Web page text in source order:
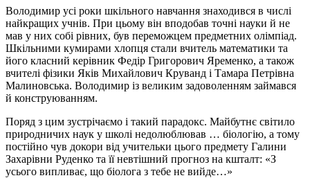
Володимир усі роки шкільного навчання знаходився в числі
найкращих учнів. При цьому він вподобав точні науки й не
мав у них собі рівних, був переможцем предметних олімпіад.
Шкільними кумирами хлопця стали вчитель математики та
його класний керівник Федір Григорович Яременко, а також
вчителі фізики Яків Михайлович Круванд і Тамара Петрівна
Малиновська. Володимир із великим задоволенням займався
й конструюванням.
Поряд з цим зустрічаємо і такий парадокс. Майбутнє світило
природничих наук у школі недолюблював … біологію, а тому
постійно чув докори від учительки цього предмету Галини
Захарівни Руденко та її невтішний прогноз на кшталт: «З
усього випливає, що біолога з тебе не вийде…»